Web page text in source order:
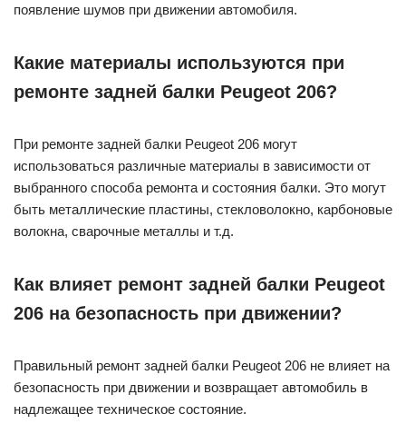
появление шумов при движении автомобиля.
Какие материалы используются при
ремонте задней балки Peugeot 206?
При ремонте задней балки Peugeot 206 могут
использоваться различные материалы в зависимости от
выбранного способа ремонта и состояния балки. Это могут
быть металлические пластины, стекловолокно, карбоновые
волокна, сварочные металлы и т.д.
Как влияет ремонт задней балки Peugeot
206 на безопасность при движении?
Правильный ремонт задней балки Peugeot 206 не влияет на
безопасность при движении и возвращает автомобиль в
надлежащее техническое состояние.